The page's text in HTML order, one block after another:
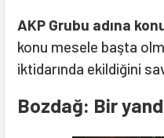
AKP Grubu adına
konu mesele başta
iktidarında ekildiğini
Bozdağ: Bir